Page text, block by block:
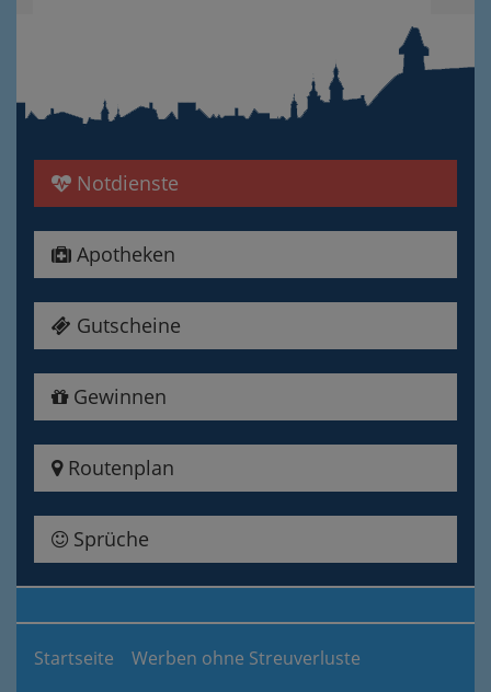
Notdienste
Apotheken
Gutscheine
Gewinnen
Routenplan
Sprüche
Startseite Werben ohne Streuverluste